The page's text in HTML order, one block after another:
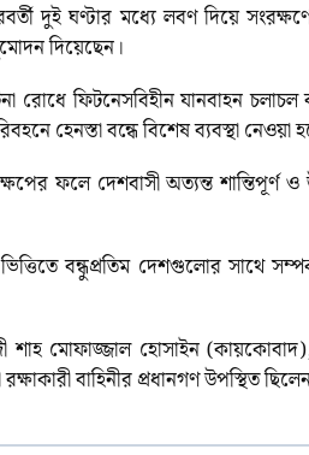
দুই ঘণ্টার মধ্যে লবণ দিয়ে
দিয়েছেন।
রোধে ফিটনেসবিহীন যানবাহন
হেনস্তা বন্ধে বিশেষ ব্যবস্থা নেওয়া
ফলে দেশবাসী অত্যন্ত
বন্ধুপ্রতিম দেশগুলোর সাথে
শাহ মোফাজ্জাল হোসাইন
বাহিনীর প্রধানগণ উপস্থিত